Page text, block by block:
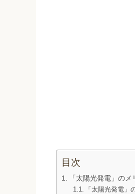
目次
「太陽光発電」の
「太陽光発電」